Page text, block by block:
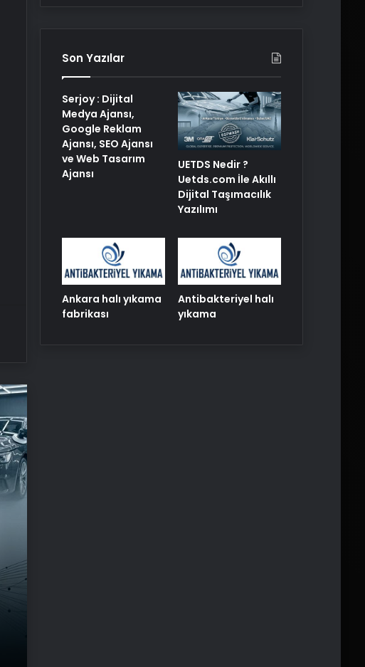
Son Yazılar
Serjoy : Dijital
Medya Ajansı,
Google Reklam
Ajansı, SEO Ajansı
ve Web Tasarım
Ajansı
UETDS Nedir ?
Uetds.com İle Akıllı
Dijital Taşımacılık
Yazılımı
Ankara halı yıkama
fabrikası
Antibakteriyel halı
yıkama